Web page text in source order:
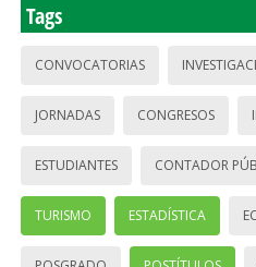
Tags
CONVOCATORIAS
JORNADAS CONGRESOS
ESTUDIANTES CONTADOR
TURISMO ESTADÍSTICA